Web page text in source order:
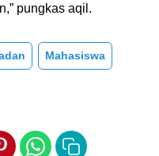
pungkas aqil.
Mahasiswa